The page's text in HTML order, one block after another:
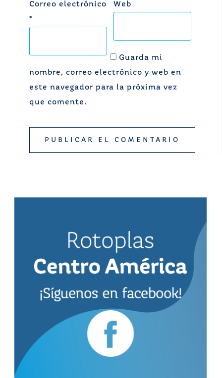
Correo electrónico
*
Web
Guarda mi
nombre, correo electrónico y web en
este navegador para la próxima vez
que comente.